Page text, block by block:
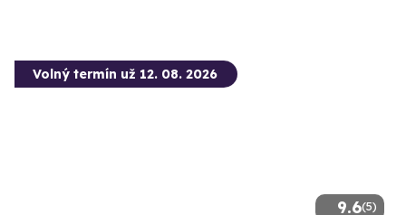
9.6(5)
Volný termín už 12. 08. 2026